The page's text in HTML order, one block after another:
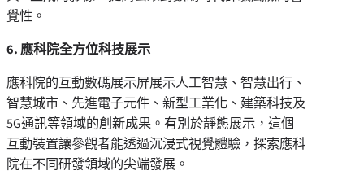
覺性。
6. 應科院全方位科技展示
應科院的互動數碼展示屏展示人工智慧、智慧出行、
智慧城市、先進電子元件、新型工業化、建築科技及
5G通訊等領域的創新成果。有別於靜態展示，這個
互動裝置讓參觀者能透過沉浸式視覺體驗，探索應科
院在不同研發領域的尖端發展。